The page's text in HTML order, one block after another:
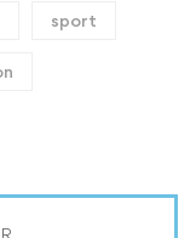
sport